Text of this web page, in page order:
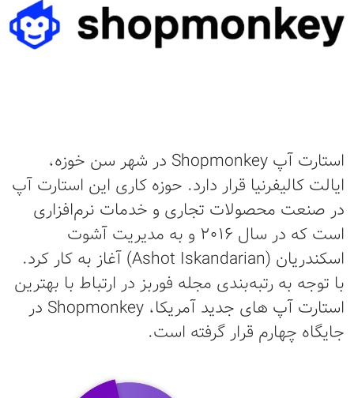
استارت آپ Shopmonkey در شهر سن خوزه،
ایالت کالیفرنیا قرار دارد. حوزه کاری این استارت آپ
در صنعت محصولات تجاری و خدمات نرم‌افزاری
است که در سال ۲۰۱۶ و به مدیریت آشوت
اسکندریان (Ashot Iskandarian) آغاز به کار کرد.
با توجه به رتبه‌بندی مجله فوربز در ارتباط با بهترین
استارت آپ های جدید آمریکا، Shopmonkey در
جایگاه چهارم قرار گرفته است.